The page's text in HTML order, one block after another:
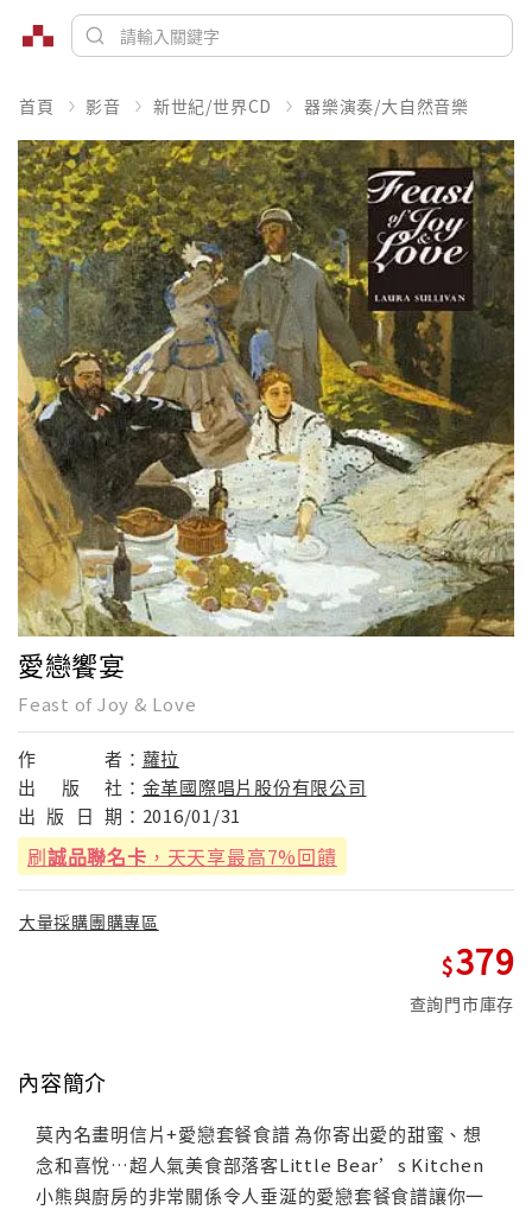
首頁 影音 新世紀/世界CD 器樂演奏/大自然音樂
愛戀饗宴
Feast of Joy & Love
作 者： 蘿拉
出
版 社： 金革國際唱片股份有限公司
出 版 日 期： 2016/01/31
刷誠品聯名卡 ，天天享最高7%回饋
大量採購團購專區
379
查詢門市庫存
內容簡介
莫內名畫明信片+愛戀套餐食譜 為你寄出愛的甜蜜、想
念和喜悅…超人氣美食部落客Little Bear’s Kitchen
小熊與廚房的非常關係令人垂涎的愛戀套餐食譜讓你一